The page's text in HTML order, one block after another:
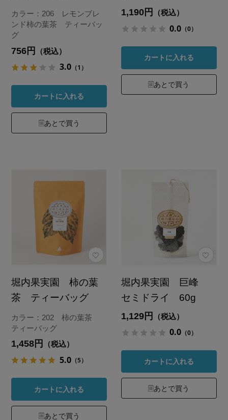
カラー：206 レモンブレ
ンド柿の葉茶 ティーバッ
グ
756円 （税込）
3.0 （1）
カートに入れる
あとで買う
1,190円 （税込）
0.0 （0）
カートに入れる
あとで買う
堀内果実園 柿の葉
茶 ティーバッグ
カラー：202 柿の葉茶
ティーバッグ
1,458円 （税込）
5.0 （5）
カートに入れる
あとで買う
堀内果実園 巨峰
セミドライ 60g
1,129円 （税込）
0.0 （0）
カートに入れる
あとで買う